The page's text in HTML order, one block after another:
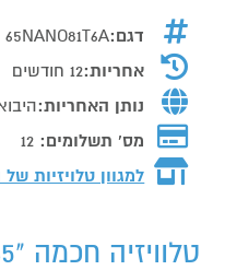
דגם:65NANO81T6A
אחריות:12 חודשים
נותן האחריות:
מס' תשלומים: 12
למגוון טלויזיות